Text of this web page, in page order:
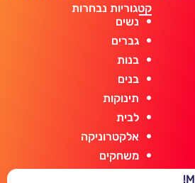
קטגוריות נבחרות
נשים
גברים
בנות
בנים
תינוקות
לבית
אלקטרוניקה
משחקים